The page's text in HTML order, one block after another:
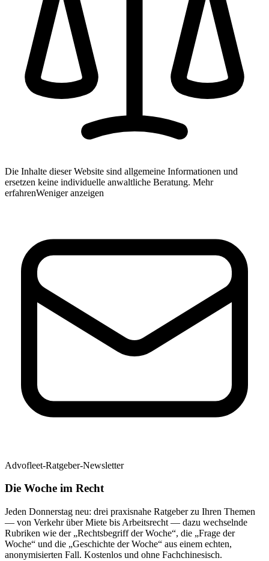
Die Inhalte dieser Website sind allgemeine Informationen und
ersetzen keine individuelle anwaltliche Beratung. Mehr
erfahrenWeniger anzeigen
Advofleet-Ratgeber-Newsletter
Die Woche im Recht
Jeden Donnerstag neu: drei praxisnahe Ratgeber zu Ihren Themen
— von Verkehr über Miete bis Arbeitsrecht — dazu wechselnde
Rubriken wie der „Rechtsbegriff der Woche“, die „Frage der
Woche“ und die „Geschichte der Woche“ aus einem echten,
anonymisierten Fall. Kostenlos und ohne Fachchinesisch.